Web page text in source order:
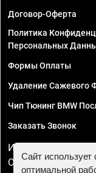
Договор-Оферта
Политика
Персональных
Формы Оплаты
Удаление Сажевого
Чип Тюнинг BMW
Заказать Звонок
ИП Смирнов
ОГРНИП
Сайт
оптимальной